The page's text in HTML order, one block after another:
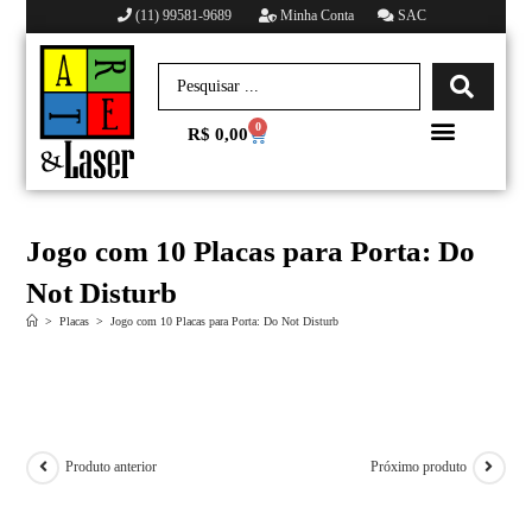
(11) 99581-9689 Minha Conta SAC
R$ 0,00 0
Jogo com 10 Placas para Porta: Do
Not Disturb
> Placas > Jogo com 10 Placas para Porta: Do Not Disturb
Produto anterior Próximo produto